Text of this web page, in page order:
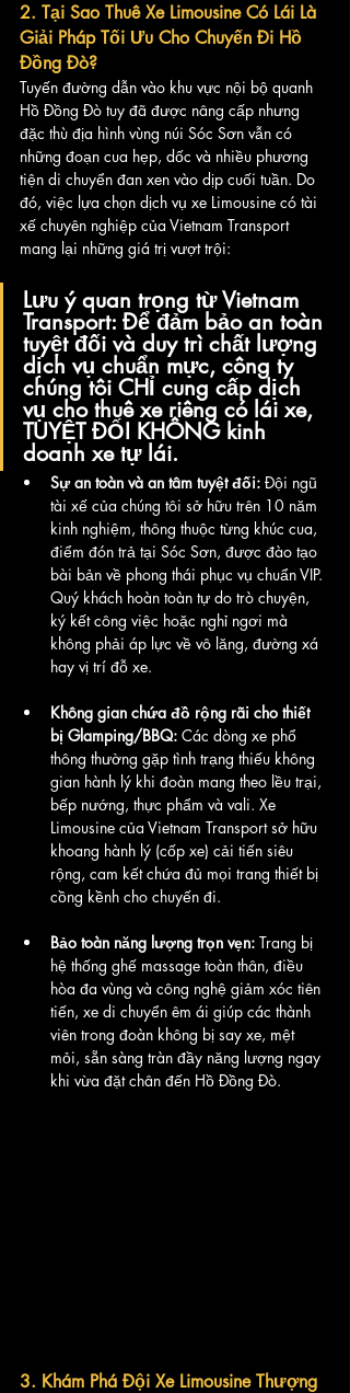
2. Tại Sao Thuê Xe Limousine Có Lái Là
Giải Pháp Tối Ưu Cho Chuyến Đi Hồ
Đồng Đò?
Tuyến đường dẫn vào khu vực nội bộ quanh
Hồ Đồng Đò tuy đã được nâng cấp nhưng
đặc thù địa hình vùng núi Sóc Sơn vẫn có
những đoạn cua hẹp, dốc và nhiều phương
tiện di chuyển đan xen vào dịp cuối tuần. Do
đó, việc lựa chọn dịch vụ xe Limousine có tài
xế chuyên nghiệp của Vietnam Transport
mang lại những giá trị vượt trội:
Lưu ý quan trọng từ Vietnam
Transport: Để đảm bảo an toàn
tuyệt đối và duy trì chất lượng
dịch vụ chuẩn mực, công ty
chúng tôi CHỈ cung cấp dịch
vụ cho thuê xe riêng có lái xe,
TUYỆT ĐỐI KHÔNG kinh
doanh xe tự lái.
Sự an toàn và an tâm tuyệt đối: Đội ngũ
tài xế của chúng tôi sở hữu trên 10 năm
kinh nghiệm, thông thuộc từng khúc cua,
điểm đón trả tại Sóc Sơn, được đào tạo
bài bản về phong thái phục vụ chuẩn VIP.
Quý khách hoàn toàn tự do trò chuyện,
ký kết công việc hoặc nghỉ ngơi mà
không phải áp lực về vô lăng, đường xá
hay vị trí đỗ xe.
Không gian chứa đồ rộng rãi cho thiết
bị Glamping/BBQ: Các dòng xe phổ
thông thường gặp tình trạng thiếu không
gian hành lý khi đoàn mang theo lều trại,
bếp nướng, thực phẩm và vali. Xe
Limousine của Vietnam Transport sở hữu
khoang hành lý (cốp xe) cải tiến siêu
rộng, cam kết chứa đủ mọi trang thiết bị
cồng kềnh cho chuyến đi.
Bảo toàn năng lượng trọn vẹn: Trang bị
hệ thống ghế massage toàn thân, điều
hòa đa vùng và công nghệ giảm xóc tiên
tiến, xe di chuyển êm ái giúp các thành
viên trong đoàn không bị say xe, mệt
mỏi, sẵn sàng tràn đầy năng lượng ngay
khi vừa đặt chân đến Hồ Đồng Đò.
3. Khám Phá Đội Xe Limousine Thượng